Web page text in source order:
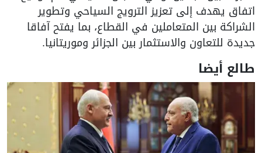
اتفاق يهدف إلى تعزيز الترويج السياحي وتطوير
الشراكة بين المتعاملين في القطاع، بما يفتح آفاقا
جديدة للتعاون والاستثمار بين الجزائر وموريتانيا.
طالع أيضا